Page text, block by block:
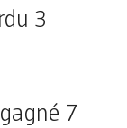
3
7